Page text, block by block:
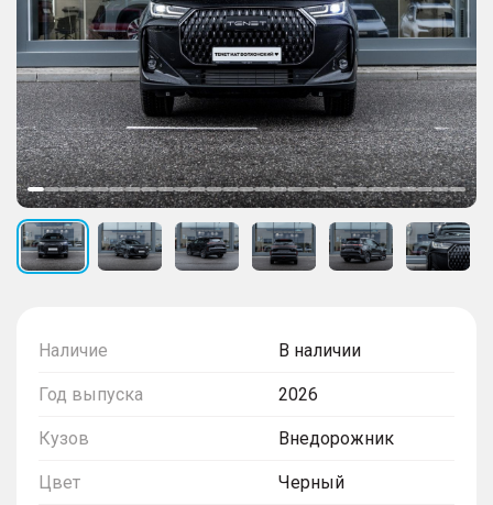
Наличие В наличии
Год выпуска 2026
Кузов Внедорожник
Цвет Черный